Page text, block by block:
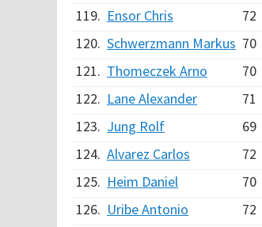
119. Ensor Chris 72
120. Schwerzmann Markus 70
121. Thomeczek Arno 70
122. Lane Alexander 71
123. Jung Rolf 69
124. Alvarez Carlos 72
125. Heim Daniel 70
126. Uribe Antonio 72